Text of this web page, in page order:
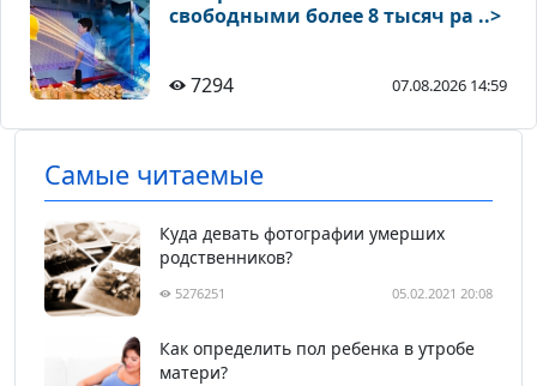
свободными более 8 тысяч ра ..>
7294 07.08.2026 14:59
Самые читаемые
Куда девать фотографии умерших
родственников?
5276251 05.02.2021 20:08
Как определить пол ребенка в утробе
матери?